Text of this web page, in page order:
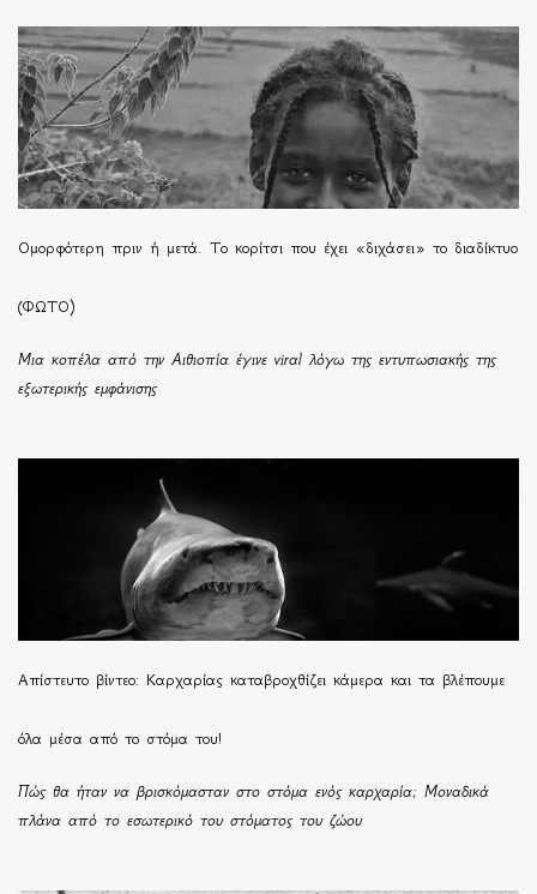
Ομορφότερη πριν ή μετά. Το κορίτσι που έχει «διχάσει» το διαδίκτυο
(ΦΩΤΟ)
Μια κοπέλα από την Αιθιοπία έγινε viral λόγω της εντυπωσιακής της
εξωτερικής εμφάνισης
Απίστευτο βίντεο: Καρχαρίας καταβροχθίζει κάμερα και τα βλέπουμε
όλα μέσα από το στόμα του!
Πώς θα ήταν να βρισκόμασταν στο στόμα ενός καρχαρία; Μοναδικά
πλάνα από το εσωτερικό του στόματος του ζώου